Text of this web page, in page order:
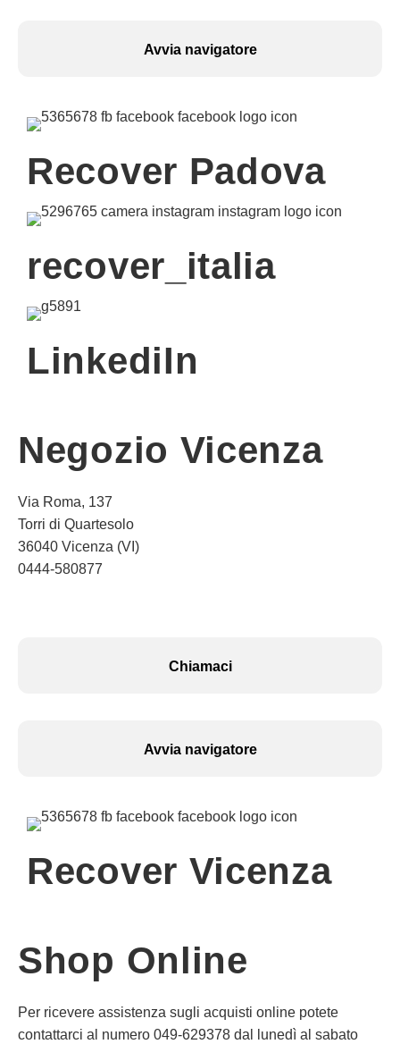
Avvia navigatore
Recover Padova
recover_italia
LinkediIn
Negozio Vicenza
Via Roma, 137
Torri di Quartesolo
36040 Vicenza (VI)
0444-580877
Chiamaci
Avvia navigatore
Recover Vicenza
Shop Online
Per ricevere assistenza sugli acquisti online potete
contattarci al numero 049-629378 dal lunedì al sabato